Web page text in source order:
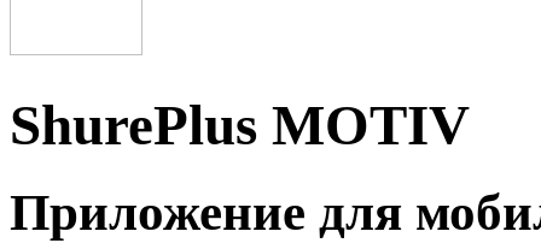
ShurePlus MOTIV
Приложение для